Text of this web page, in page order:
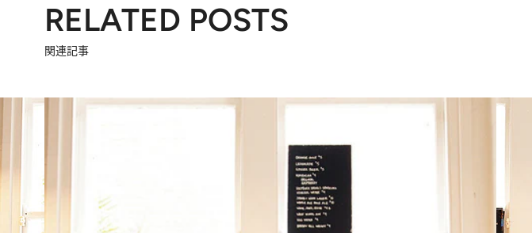
RELATED POSTS
関連記事